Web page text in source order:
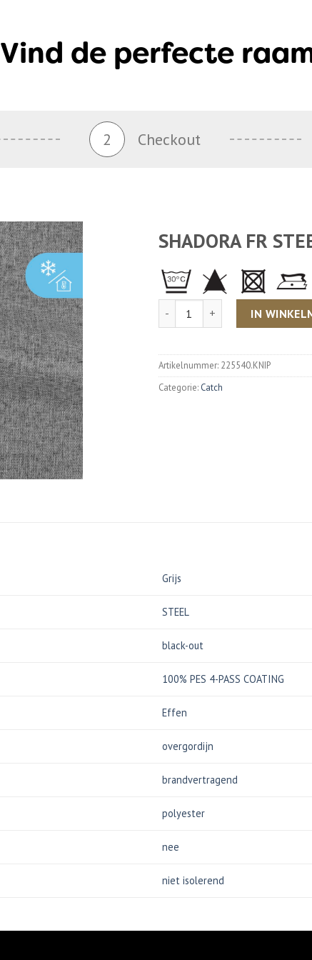
Vind de perfecte
2 Checkout
SHADORA FR
IN
Artikelnummer: 225540.KNIP
Categorie: Catch
Grijs
STEEL
black-out
100% PES 4-PASS COATING
Effen
overgordijn
brandvertragend
polyester
nee
niet isolerend